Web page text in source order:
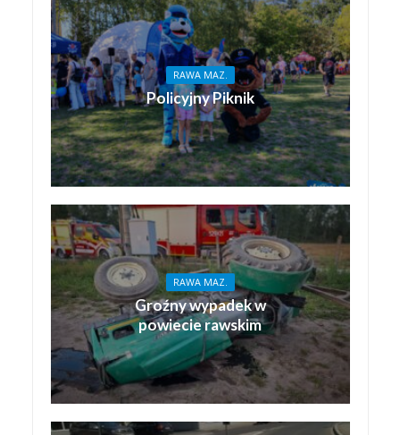
RAWA MAZ.
Policyjny Piknik
RAWA MAZ.
Groźny wypadek w
powiecie rawskim